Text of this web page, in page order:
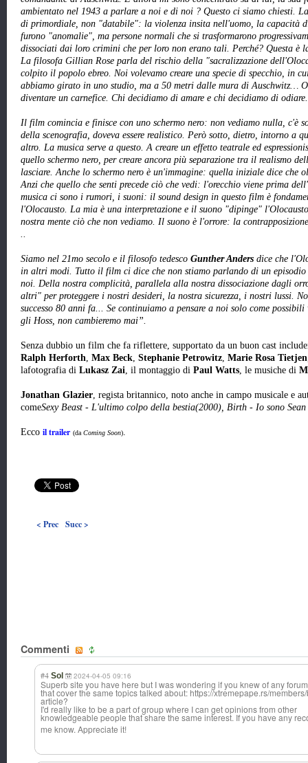
ambientato nel 1943 a parlare a noi e di noi ? Questo ci siamo chiesti.
di primordiale, non "databile": la violenza insita nell'uomo, la capacità
furono "anomalie", ma persone normali che si trasformarono
dissociati dai loro crimini che per loro non erano tali. Perché? Questa è
La filosofa Gillian Rose parla del rischio della "sacralizzazione
colpito il popolo ebreo. Noi volevamo creare una specie di specchio, in
abbiamo girato in uno studio, ma a 50 metri dalle mura di Auschwitz…
diventare un carnefice. Chi decidiamo di amare e chi decidiamo di
Il film comincia e finisce con uno schermo nero: non vediamo nulla, c'è
della scenografia, doveva essere realistico. Però sotto, dietro, intorno a
altro. La musica serve a questo. A creare un effetto teatrale ed
quello schermo nero, per creare ancora più separazione tra il realismo
lasciare. Anche lo schermo nero è un'immagine: quella iniziale dice che
Anzi che quello che senti precede ciò che vedi: l'orecchio viene prima
musica ci sono i rumori, i suoni: il sound design in questo film è
l'Olocausto. La mia è una interpretazione e il suono "dipinge"
nostra mente ciò che non vediamo. Il suono è l'orrore: la
..
Siamo nel 21mo secolo e il filosofo tedesco Gunther Anders dice che
in altri modi. Tutto il film ci dice che non stiamo parlando di un
noi. Della nostra complicità, parallela alla nostra dissociazione dagli
altri" per proteggere i nostri desideri, la nostra sicurezza, i nostri lussi.
successo 80 anni fa... Se continuiamo a pensare a noi solo come
gli Hoss, non cambieremo mai”.
Senza dubbio un film che fa riflettere, supportato da un buon cast
Ralph Herforth, Max Beck, Stephanie Petrowitz, Marie Rosa Tietjen
lafotografia di Lukasz Zai, il montaggio di Paul Watts, le musiche di
Jonathan Glazier, regista britannico, noto anche in campo musicale e
comeSexy Beast - L'ultimo colpo della bestia(2000), Birth - Io sono
Ecco il trailer (daComing Soon).
< Prec Succ >
Commenti
#4 Sol 2024-04-05 09:16
Superb site you have here but I was wondering if you knew of any
that cover the same topics talked about: https://xtremepape.rs/
article?
I'd really like to be a part of group where I can get opinions from other
knowledgeable people that share the same interest. If you have any
me know. Appreciate it!